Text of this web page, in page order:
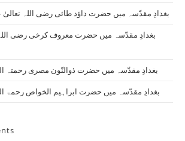
بغدادِ مقدّسہ میں حضرت داؤد طائی رضی اللہ
بغدادِ مقدّسہ میں حضرت معروف کرخی رضی اللہ
بغدادِ مقدّسہ میں حضرت ذوالنّون مصری رحمتہ
بغدادِ مقدّسہ میں حضرت ابراہیم الخواص رحمۃ